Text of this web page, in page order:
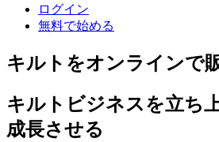
ログイン
無料で始める
キルトをオンラインで
キルトビジネスを立ち
成長させる